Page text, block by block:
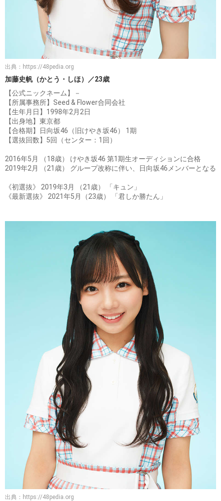
出典： https://48pedia.org
加藤史帆（かとう・しほ）／23歳
【公式ニックネーム】－
【所属事務所】Seed & Flower合同会社
【生年月日】1998年2月2日
【出身地】東京都
【合格期】日向坂46（旧けやき坂46） 1期
【選抜回数】5回（センター：1回）
2016年5月 （18歳） けやき坂46 第1期生オーディションに合格
2019年2月 （21歳） グループ改称に伴い、日向坂46メンバーとなる
《初選抜》 2019年3月 （21歳） 「キュン」
《最新選抜》 2021年5月（23歳） 「君しか勝たん」
出典： https://48pedia.org